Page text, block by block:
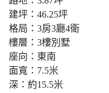
建坪：46.25坪
格局：3房3廳4衛
樓層：3樓別墅
座向：東南
面寬：7.5米
深：約15.5米